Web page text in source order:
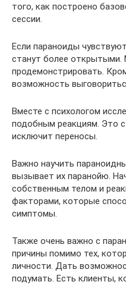
того, как построено
сессии.
Если параноиды
станут более
продемонстрировать.
возможность
Вместе с психологом
подобным реакциям. Это
исключит переносы.
Важно научить
вызывает их паранойю.
собственным телом и
факторами, которые
симптомы.
Также очень важно с
причины помимо тех,
личности. Дать
подумать. Есть клиенты,